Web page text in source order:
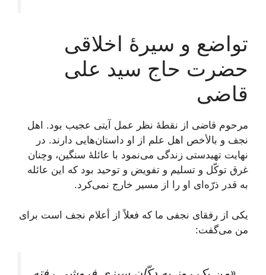
تواضع و سیرۀ اخلاقی
حضرت حاج سید علی
قاضی
مرحوم‌ قاضی‌ از نقطۀ نظر عمل‌ آیتی‌ عجیب‌ بود. اهل‌
نجف‌ و بالأخص اهل‌ علم‌ از او داستان‌هایی‌ دارند. در
نهایت‌ تهیدستی‌ زندگی‌ می‌نمود با عائلۀ سنگین‌، وچنان‌
غرق‌ توکّل‌ و تسلیم‌ و تفویض‌ و توحید بود که‌ این‌ عائله‌
به ‌قدر ذرّه‌ای‌ او را از مسیر خارج‌ نمی‌کرد.
یکی‌ از رفقای‌ نجفی‌ ما که‌ فعلاً از أعلام‌ نجف‌ است‌ برای‌
من‌ می‌گفت‌: